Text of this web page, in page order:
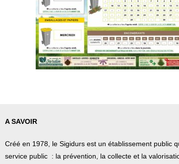
A SAVOIR
Créé en 1978, le Sigidurs est un établissement public
service public : la prévention, la collecte et la